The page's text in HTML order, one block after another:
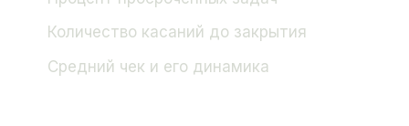
Количество касаний до закрытия
Средний чек и его динамика